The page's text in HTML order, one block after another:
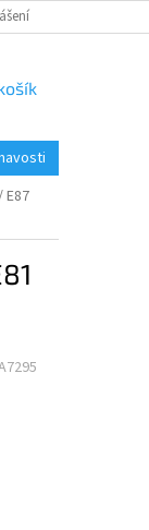
POJMŮ
E87